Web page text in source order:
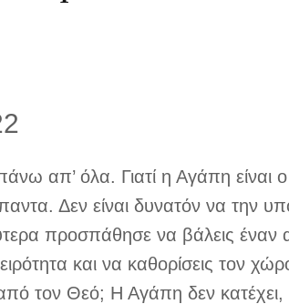
απ’ όλα. Γιατί η Αγάπη είναι
Δεν είναι δυνατόν να την
προσπάθησε να βάλεις έναν
και να καθορίσεις τον
τον Θεό; Η Αγάπη δεν